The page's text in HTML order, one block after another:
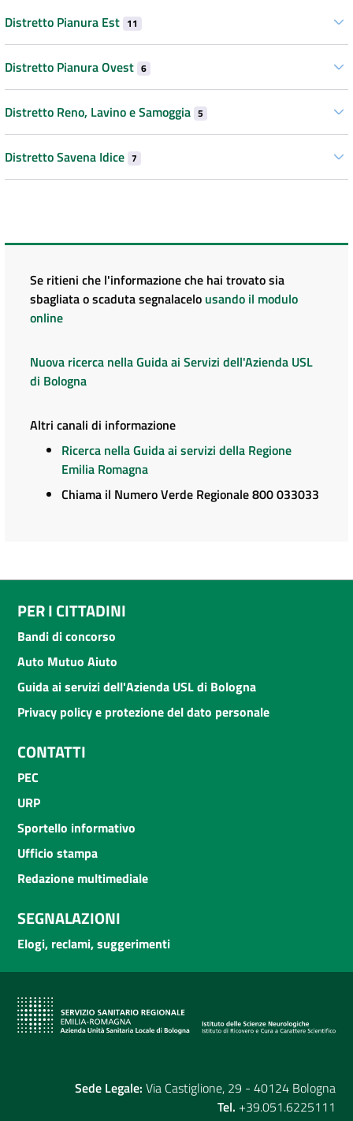
Distretto Pianura Est 11
Distretto Pianura Ovest 6
Distretto Reno, Lavino e Samoggia 5
Distretto Savena Idice 7
Se ritieni che l'informazione che hai trovato sia
sbagliata o scaduta segnalacelo usando il modulo
online
Nuova ricerca nella Guida ai Servizi dell'Azienda USL
di Bologna
Altri canali di informazione
Ricerca nella Guida ai servizi della Regione
Emilia Romagna
Chiama il Numero Verde Regionale 800 033033
PER I CITTADINI
Bandi di concorso
Auto Mutuo Aiuto
Guida ai servizi dell'Azienda USL di Bologna
Privacy policy e protezione del dato personale
CONTATTI
PEC
URP
Sportello informativo
Ufficio stampa
Redazione multimediale
SEGNALAZIONI
Elogi, reclami, suggerimenti
Sede Legale: Via Castiglione, 29 - 40124 Bologna
Tel. +39.051.6225111